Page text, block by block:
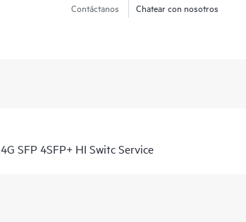
Contáctanos Chatear con nosotros
SFP 4SFP+ HI Switc Service